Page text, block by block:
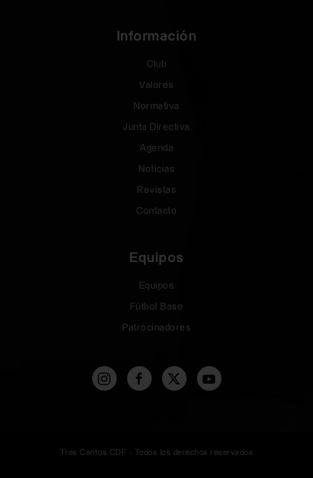
Información
Club
Valores
Normativa
Junta Directiva
Agenda
Noticias
Revistas
Contacto
Equipos
Equipos
Fútbol Base
Patrocinadores
Tres Cantos CDF - Todos los derechos reservados